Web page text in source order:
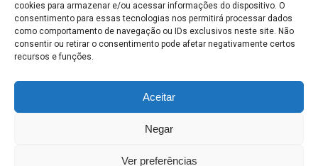
cookies para armazenar e/ou acessar informações do dispositivo. O
consentimento para essas tecnologias nos permitirá processar dados
como comportamento de navegação ou IDs exclusivos neste site. Não
consentir ou retirar o consentimento pode afetar negativamente certos
recursos e funções.
Aceitar
Negar
Ver preferências
Compartilhar:
Copy
Link
WhatsApp
Twitter
Facebook
Reddit
Email
TÓPICOS RELACIONADOS: DOGECOIN
RABOO (RABT)
Cardano fica para trás enquanto Raboo decola: A
CRIPTOMOEDAS 7 dias atrás
Bitcoin a US$ 65 mil: halving se
aproxima e mercado já reage
dividendos; veja valores
Bradesco antecipa JCP de R$ 6,5 bi;